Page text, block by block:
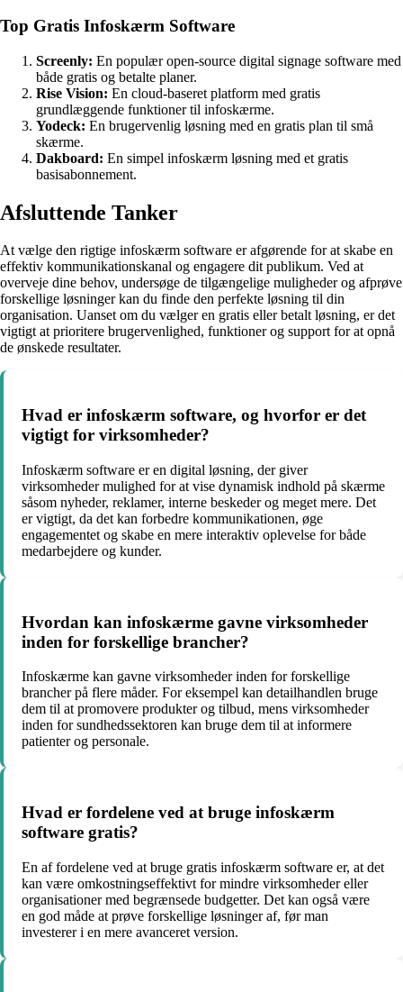
Top Gratis Infoskærm Software
Screenly: En populær open-source digital signage software med
både gratis og betalte planer.
Rise Vision: En cloud-baseret platform med gratis
grundlæggende funktioner til infoskærme.
Yodeck: En brugervenlig løsning med en gratis plan til små
skærme.
Dakboard: En simpel infoskærm løsning med et gratis
basisabonnement.
Afsluttende Tanker
At vælge den rigtige infoskærm software er afgørende for at skabe en
effektiv kommunikationskanal og engagere dit publikum. Ved at
overveje dine behov, undersøge de tilgængelige muligheder og afprøve
forskellige løsninger kan du finde den perfekte løsning til din
organisation. Uanset om du vælger en gratis eller betalt løsning, er det
vigtigt at prioritere brugervenlighed, funktioner og support for at opnå
de ønskede resultater.
Hvad er infoskærm software, og hvorfor er det
vigtigt for virksomheder?
Infoskærm software er en digital løsning, der giver
virksomheder mulighed for at vise dynamisk indhold på skærme
såsom nyheder, reklamer, interne beskeder og meget mere. Det
er vigtigt, da det kan forbedre kommunikationen, øge
engagementet og skabe en mere interaktiv oplevelse for både
medarbejdere og kunder.
Hvordan kan infoskærme gavne virksomheder
inden for forskellige brancher?
Infoskærme kan gavne virksomheder inden for forskellige
brancher på flere måder. For eksempel kan detailhandlen bruge
dem til at promovere produkter og tilbud, mens virksomheder
inden for sundhedssektoren kan bruge dem til at informere
patienter og personale.
Hvad er fordelene ved at bruge infoskærm
software gratis?
En af fordelene ved at bruge gratis infoskærm software er, at det
kan være omkostningseffektivt for mindre virksomheder eller
organisationer med begrænsede budgetter. Det kan også være
en god måde at prøve forskellige løsninger af, før man
investerer i en mere avanceret version.